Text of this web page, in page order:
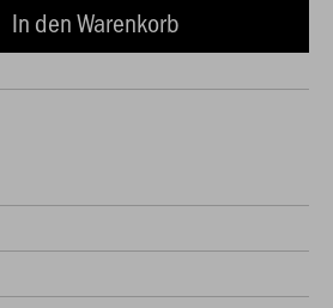
In den Warenkorb